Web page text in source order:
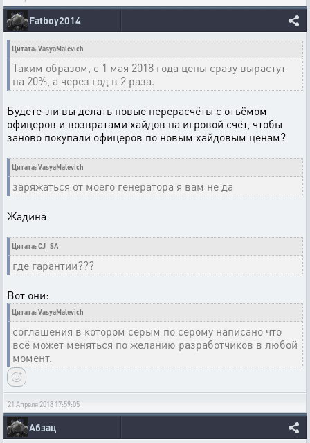
Fatboy2014
Цитата: VasyaMalevich
Таким образом, с 1 мая 2018 года цены сразу вырастут
на 20%, а через год в 2 раза.
Будете-ли вы делать новые перерасчёты с отъёмом
офицеров и возвратами хайдов на игровой счёт, чтобы
заново покупали офицеров по новым хайдовым ценам?
Цитата: VasyaMalevich
заряжаться от моего генератора я вам не да
Жадина
Цитата: CJ_SA
где гарантии???
Вот они:
Цитата: VasyaMalevich
соглашения в котором серым по серому написано что
всё может меняться по желанию разработчиков в любой
момент.
21 Апреля 2018 17:59:05
Абзац